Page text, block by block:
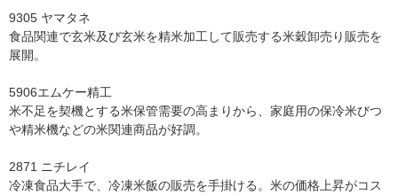
9305 ヤマタネ
食品関連で玄米及び玄米を精米加工して販売する米穀卸売り販売を
展開。
5906エムケー精工
米不足を契機とする米保管需要の高まりから、家庭用の保冷米びつ
や精米機などの米関連商品が好調。
2871 ニチレイ
冷凍食品大手で、冷凍米飯の販売を手掛ける。米の価格上昇がコス